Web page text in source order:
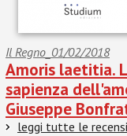
Il Regno_01/02/2018
Amoris laetitia.
sapienza
Giuseppe
leggi tutte le